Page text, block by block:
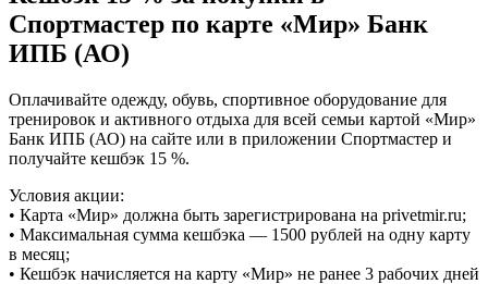
Спортмастер по карте «Мир» Банк
ИПБ (АО)
Оплачивайте одежду, обувь, спортивное оборудование для
тренировок и активного отдыха для всей семьи картой «Мир»
Банк ИПБ (АО) на сайте или в приложении Спортмастер и
получайте кешбэк 15 %.
Условия акции:
• Карта «Мир» должна быть зарегистрирована на privetmir.ru;
• Максимальная сумма кешбэка — 1500 рублей на одну карту
в месяц;
• Кешбэк начисляется на карту «Мир» не ранее 3 рабочих дней